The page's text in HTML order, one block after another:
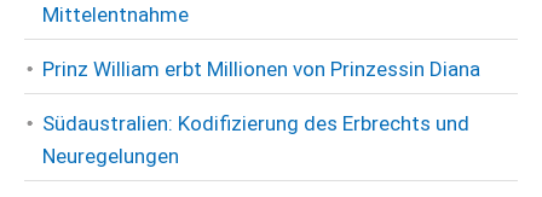
Mittelentnahme
Prinz William erbt Millionen von Prinzessin Diana
Südaustralien: Kodifizierung des Erbrechts und
Neuregelungen